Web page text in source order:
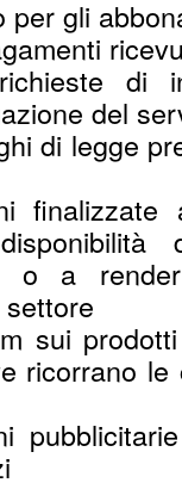
per gli
di
del
di legge
o a
sui
ricorrano le